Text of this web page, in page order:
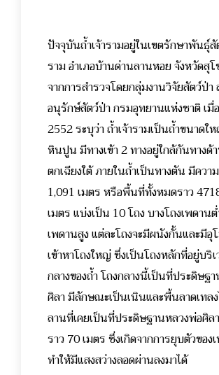
ปัจจุบันถ้ำเจ้ารามอยู่ในเขตรักษาพันธุ์สั
ราม อำเภอบ้านด่านลานหอย จังหวัดสุ
จากการสำรวจโดยกลุ่มงานวิจัยสัตว์ป่า
อนุรักษ์สัตว์ป่า กรมอุทยานแห่งชาติ เมื่
2552 ระบุว่า ถ้ำเจ้ารามเป็นถ้ำขนาดใ
หินปูน มีทางเข้า 2 ทางอยู่ใกล้กันทางด้
ตกเฉียงใต้ ภายในถ้ำเป็นทางตัน มีควา
1,091 เมตร หรือพื้นที่ทั้งหมดราว
เมตร แบ่งเป็น 10 โถง บางโถงเพดาน
เพดานสูง แต่ละโถงจะมีผนังกั้นและมีอุ
เข้าหาโถงใหญ่ ซึ่งเป็นโถงหลักที่อยู่บริ
กลางของถ้ำ โถงกลางนี้เป็นที่ประดิษฐ
ศิลา มีลักษณะเป็นเนินและพื้นลาดเทล
ลานที่เคยเป็นที่ประดิษฐานหลวงพ่อศิล
ราว 70 เมตร ซึ่งเกิดจากการยุบตัวของ
ทำให้มีแสงสว่างลอดผ่านลงมาได้